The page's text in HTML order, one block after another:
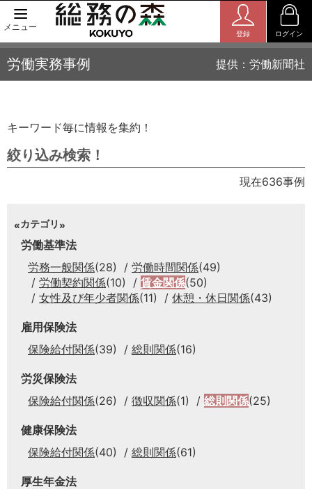
メニュー
登録 ログイン
労働実務事例 提供：労働新聞社
キーワード毎に情報を集約！
絞り込み検索！
現在636事例
カテゴリ
労働基準法
労務一般関係(28) 労働時間関係(49)
労働契約関係(10) 賃金関係(50)
女性及び年少者関係(11) 休憩・休日関係(43)
雇用保険法
保険給付関係(39) 総則関係(16)
労災保険法
保険給付関係(26) 徴収関係(1) 総則関係(25)
健康保険法
保険給付関係(40) 総則関係(61)
厚生年金法